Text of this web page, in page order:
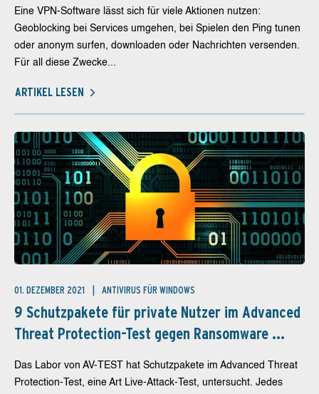
Eine VPN-Software lässt sich für viele Aktionen nutzen:
Geoblocking bei Services umgehen, bei Spielen den Ping tunen
oder anonym surfen, downloaden oder Nachrichten versenden.
Für all diese Zwecke...
ARTIKEL LESEN
01. DEZEMBER 2021 ANTIVIRUS FÜR WINDOWS
9 Schutzpakete für private Nutzer im Advanced
Threat Protection-Test gegen Ransomware ...
Das Labor von AV-TEST hat Schutzpakete im Advanced Threat
Protection-Test, eine Art Live-Attack-Test, untersucht. Jedes